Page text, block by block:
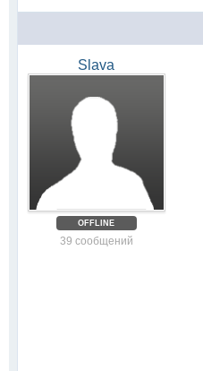
Slava
OFFLINE
39 сообщений